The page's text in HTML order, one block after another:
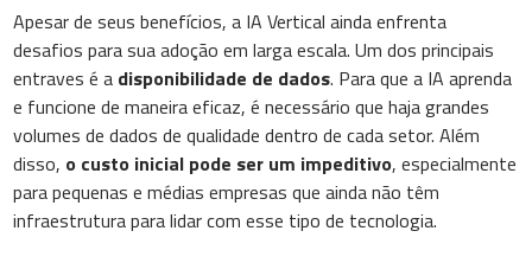
Apesar de seus benefícios, a IA Vertical ainda enfrenta
desafios para sua adoção em larga escala. Um dos principais
entraves é a disponibilidade de dados. Para que a IA aprenda
e funcione de maneira eficaz, é necessário que haja grandes
volumes de dados de qualidade dentro de cada setor. Além
disso, o custo inicial pode ser um impeditivo, especialmente
para pequenas e médias empresas que ainda não têm
infraestrutura para lidar com esse tipo de tecnologia.